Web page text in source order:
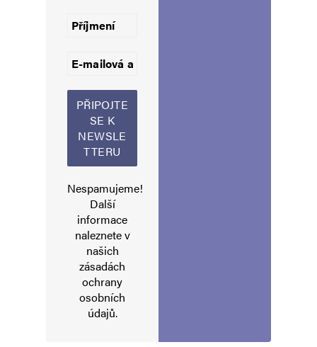
Štětináče)
Navigace pro komentáře
Starší komentáře
Napsat komentář
Vaše e-mailová adresa nebude zveřejněna.
Nespamujeme!
Další
informace
naleznete v
našich
zásadách
ochrany
osobních
údajů.